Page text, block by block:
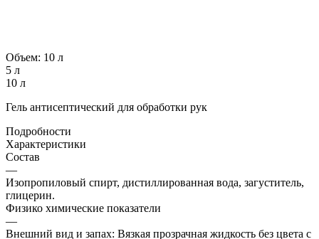
Объем: 10 л
5 л
10 л
Гель антисептический для обработки рук
Подробности
Характеристики
Состав
—
Изопропиловый спирт, дистиллированная вода, загуститель,
глицерин.
Физико химические показатели
—
Внешний вид и запах: Вязкая прозрачная жидкость без цвета с